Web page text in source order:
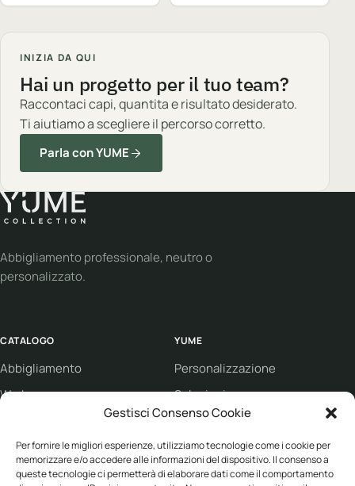
Gestisci Consenso Cookie
Per fornire le migliori esperienze, utilizziamo tecnologie come i cookie per
memorizzare e/o accedere alle informazioni del dispositivo. Il consenso a
queste tecnologie ci permetterà di elaborare dati come il comportamento
INIZIA DA QUI
Hai un progetto per il tuo team?
Raccontaci capi, quantita e risultato desiderato.
Ti aiutiamo a scegliere il percorso corretto.
Parla con YUME
Abbigliamento professionale, neutro o
personalizzato.
CATALOGO
Abbigliamento
Workwear
Eco collection
Brand
YUME
Personalizzazione
Soluzioni
Supporto
Condizioni di vendita